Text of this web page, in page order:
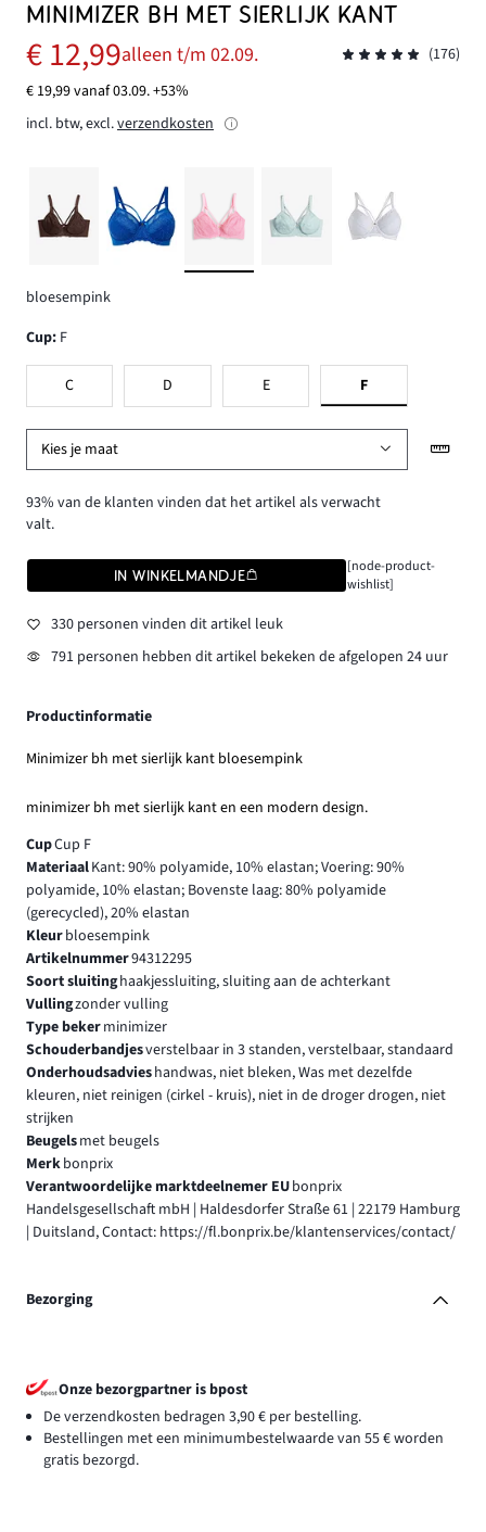
MINIMIZER BH MET SIERLIJK KANT
€ 12,99alleen t/m 02.09.
(176)
€ 19,99 vanaf 03.09. +53%
incl. btw, excl.verzendkosten
bloesempink
Cup: F
C D E F
Kies je maat
93% van de klanten vinden dat het artikel als verwacht
valt.
IN WINKELMANDJE
[node-product-
wishlist]
330 personen vinden dit artikel leuk
791 personen hebben dit artikel bekeken de afgelopen 24 uur
Productinformatie
Minimizer bh met sierlijk kant bloesempink
minimizer bh met sierlijk kant en een modern design.
CupCup F
MateriaalKant: 90% polyamide, 10% elastan; Voering: 90%
polyamide, 10% elastan; Bovenste laag: 80% polyamide
(gerecycled), 20% elastan
Kleurbloesempink
Artikelnummer94312295
Soort sluitinghaakjessluiting, sluiting aan de achterkant
Vullingzonder vulling
Type bekerminimizer
Schouderbandjesverstelbaar in 3 standen, verstelbaar, standaard
Onderhoudsadvieshandwas, niet bleken, Was met dezelfde
kleuren, niet reinigen (cirkel - kruis), niet in de droger drogen, niet
strijken
Beugelsmet beugels
Merkbonprix
Verantwoordelijke marktdeelnemer EUbonprix
Handelsgesellschaft mbH | Haldesdorfer Straße 61 | 22179 Hamburg
| Duitsland, Contact: https://fl.bonprix.be/klantenservices/contact/
Bezorging
Onze bezorgpartner is bpost
De verzendkosten bedragen 3,90 € per bestelling.
Bestellingen met een minimumbestelwaarde van 55 € worden
gratis bezorgd.